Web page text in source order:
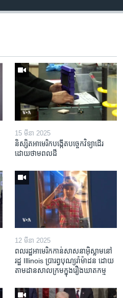
15 មីនា 2025
និស្សិត​អាមេរិក​បង្កើត​បច្ចេកវិទ្យា​ដើរ​
ដោយ​ថាមពល​ដី
12 មីនា 2025
ពលរដ្ឋអាមេរិក​កាន់សាសនា​អ៊ិស្លាម​នៅ
រដ្ឋ Illinois ​ប្រារព្វបុណ្យរ៉ាម៉ាដន ​ដោយ​
តាម​ដាន​​សាលក្រមក្នុងរឿងឃាតកម្ម